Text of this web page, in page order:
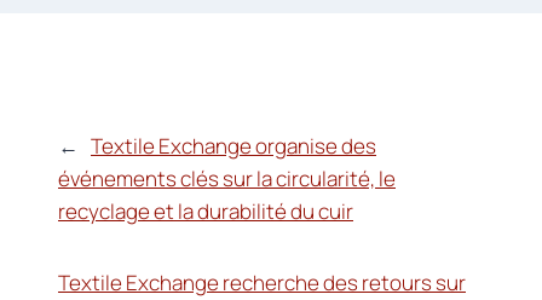
← Textile Exchange organise des
événements clés sur la circularité, le
recyclage et la durabilité du cuir
Textile Exchange recherche des retours sur